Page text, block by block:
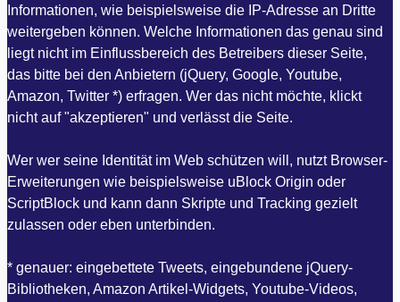
Informationen, wie beispielsweise die IP-Adresse an Dritte
weitergeben können. Welche Informationen das genau sind
liegt nicht im Einflussbereich des Betreibers dieser Seite,
das bitte bei den Anbietern (jQuery, Google, Youtube,
Amazon, Twitter *) erfragen. Wer das nicht möchte, klickt
nicht auf "akzeptieren" und verlässt die Seite.
Wer wer seine Identität im Web schützen will, nutzt Browser-
Erweiterungen wie beispielsweise uBlock Origin oder
ScriptBlock und kann dann Skripte und Tracking gezielt
zulassen oder eben unterbinden.
* genauer: eingebettete Tweets, eingebundene jQuery-
Bibliotheken, Amazon Artikel-Widgets, Youtube-Videos,